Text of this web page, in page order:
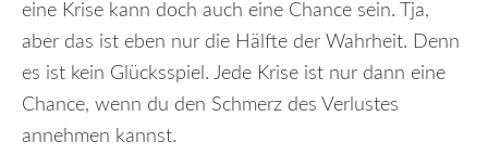
eine Krise kann doch auch eine Chance sein. Tja,
aber das ist eben nur die Hälfte der Wahrheit. Denn
es ist kein Glücksspiel. Jede Krise ist nur dann eine
Chance, wenn du den Schmerz des Verlustes
annehmen kannst.